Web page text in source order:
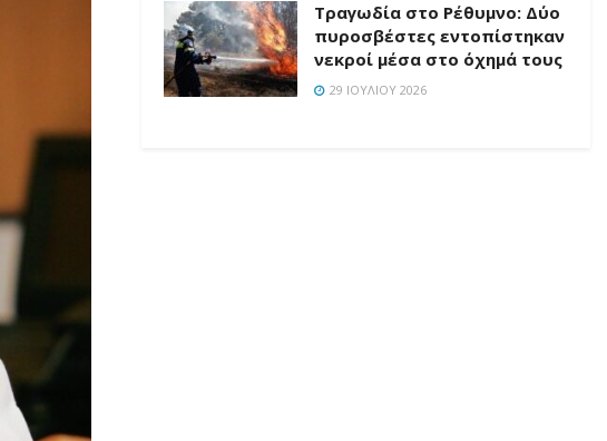
Τραγωδία στο Ρέθυμνο: Δύο
πυροσβέστες εντοπίστηκαν
νεκροί μέσα στο όχημά τους
29 ΙΟΥΛΊΟΥ 2026